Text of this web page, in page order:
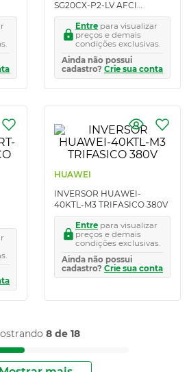
SG20CX-P2-LV AFCI
TRIFASICO 220V COM
MONITORAMENTO
Entre para visualizar
preços e demais
condições exclusivas.
Ainda não possui
cadastro? Crie sua conta
HUAWEI
INVERSOR HUAWEI-
40KTL-M3 TRIFASICO 380V
Entre para visualizar
preços e demais
condições exclusivas.
Ainda não possui
cadastro? Crie sua conta
8 de 18